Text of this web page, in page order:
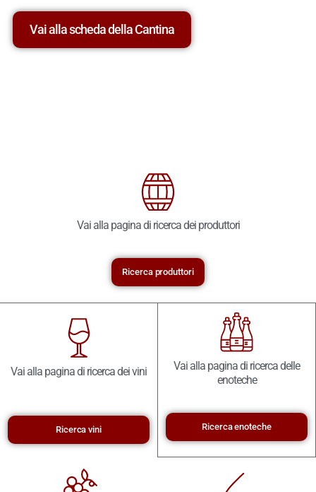
Vai alla scheda della Cantina
Vai alla pagina di ricerca dei produttori
Ricerca produttori
Vai alla pagina di ricerca dei vini
Ricerca vini
Vai alla pagina di ricerca delle
enoteche
Ricerca enoteche